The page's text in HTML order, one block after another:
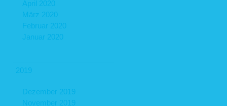
April 2020
März 2020
Februar 2020
Januar 2020
2019
Dezember 2019
November 2019